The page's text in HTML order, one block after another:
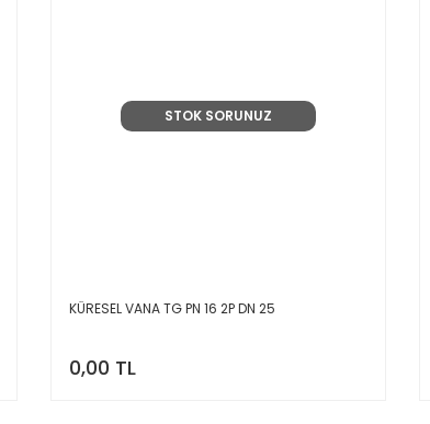
STOK SORUNUZ
KÜRESEL VANA TG PN 16 2P DN 25
0,00 TL